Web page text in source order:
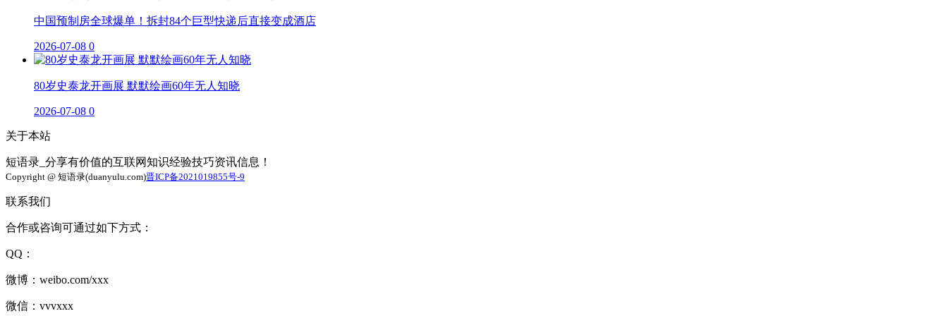
中国预制房全球爆单！拆封84个巨型快递后直接变成酒店
2026-07-08 0
80岁史泰龙开画展 默默绘画60年无人知晓
2026-07-08 0
关于本站
短语录_分享有价值的互联网知识经验技巧资讯信息！
Copyright @ 短语录(duanyulu.com)晋ICP备2021019855号-9
联系我们
合作或咨询可通过如下方式：
QQ：
微博：weibo.com/xxx
微信：vvvxxx